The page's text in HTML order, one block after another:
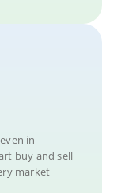
in
buy and sell
market